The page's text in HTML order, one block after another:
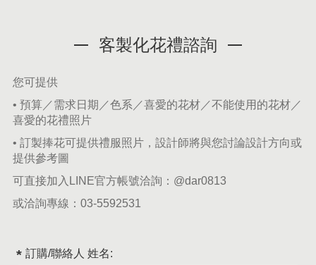
客製化花禮諮詢
您可提供
• 預算／需求日期／色系／喜愛的花材／不能使用的花材／
喜愛的花禮照片
• 訂製捧花可提供禮服照片，設計師將與您討論設計方向或
提供參考圖
可直接加入LINE官方帳號洽詢： @dar0813
或洽詢專線： 03-5592531
訂購/聯絡人 姓名: